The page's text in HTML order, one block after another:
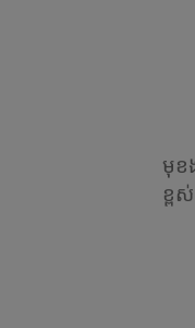
មុខ
ខ្ពស់